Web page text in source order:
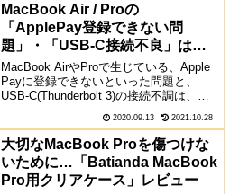
MacBook Air / Proの
「ApplePay登録できない問
題」・「USB-C接続不良」は、
SMCリセットで解決
MacBook AirやProで生じている、Apple
Payに登録できないといった問題と、
USB-C(Thunderbolt 3)の接続不調は、
SMCリセットで解決するかもしれませ
ん。筆者の手元のMacBook Air 2018で
は、両方...
2020.09.13 2021.10.28
大切なMacBook Proを傷つけな
いために…「Batianda MacBook
Pro用クリアケース」レビュー